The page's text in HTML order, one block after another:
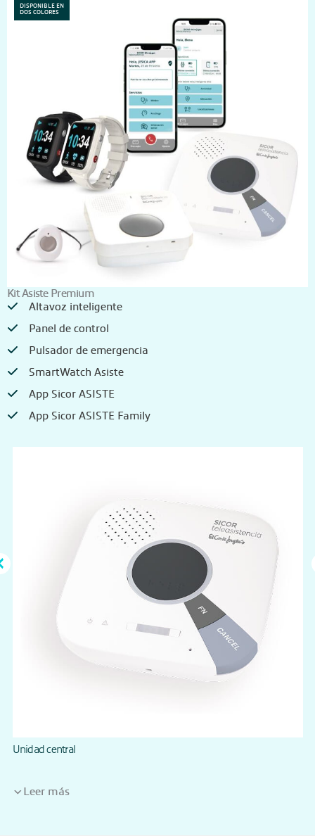
DISPONIBLE EN
DOS COLORES
Kit Asiste Premium
Altavoz inteligente
Panel de control
Pulsador de emergencia
SmartWatch Asiste
App Sicor ASISTE
App Sicor ASISTE Family
Unidad central
Leer más